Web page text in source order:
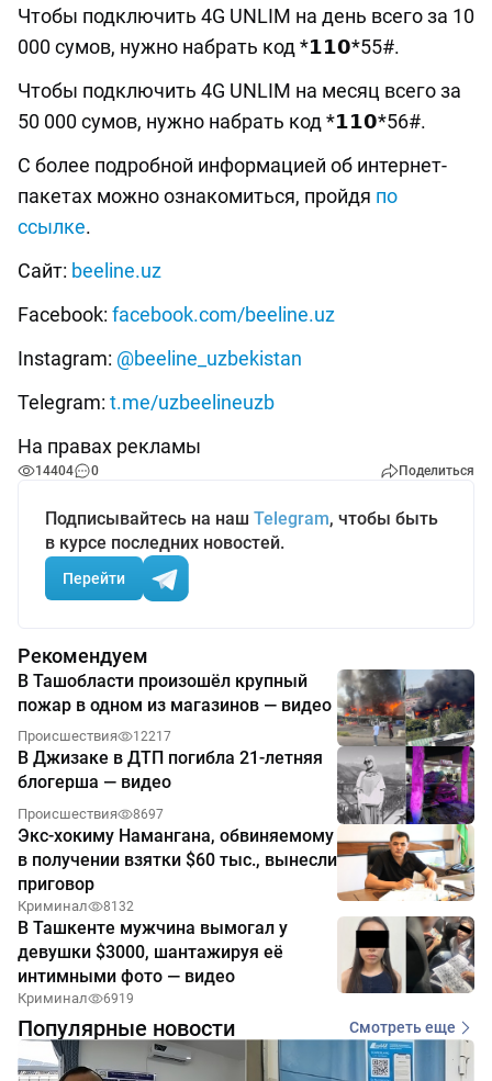
Чтобы подключить 4G UNLIM на день всего за 10
000 сумов, нужно набрать код *𝟭𝟭𝟬*55#.
Чтобы подключить 4G UNLIM на месяц всего за
50 000 сумов, нужно набрать код *𝟭𝟭𝟬*56#.
С более подробной информацией об интернет-
пакетах можно ознакомиться, пройдя по
ссылке.
Сайт: beeline.uz
Facebook: facebook.com/beeline.uz
Instagram: @beeline_uzbekistan
Telegram: t.me/uzbeelineuzb
На правах рекламы
14404 0 Поделиться
Подписывайтесь на наш Telegram, чтобы быть
в курсе последних новостей.
Перейти
Рекомендуем
В Ташобласти произошёл крупный
пожар в одном из магазинов — видео
Происшествия 12217
В Джизаке в ДТП погибла 21-летняя
блогерша — видео
Происшествия 8697
Экс-хокиму Намангана, обвиняемому
в получении взятки $60 тыс., вынесли
приговор
Криминал 8132
В Ташкенте мужчина вымогал у
девушки $3000, шантажируя её
интимными фото — видео
Криминал 6919
Популярные новости Смотреть еще